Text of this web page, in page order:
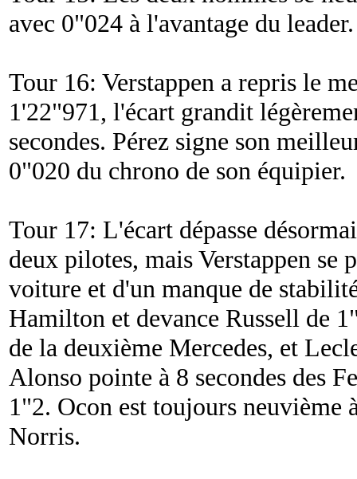
avec 0"024 à l'avantage du leader.
Tour 16: Verstappen a repris le
1'22"971, l'écart grandit
secondes. Pérez signe son
0"020 du chrono de son équipier.
Tour 17: L'écart dépasse
deux pilotes, mais Verstappen se
voiture et d'un manque de
Hamilton et devance Russell de
de la deuxième Mercedes, et
Alonso pointe à 8 secondes des
1"2. Ocon est toujours neuvième
Norris.